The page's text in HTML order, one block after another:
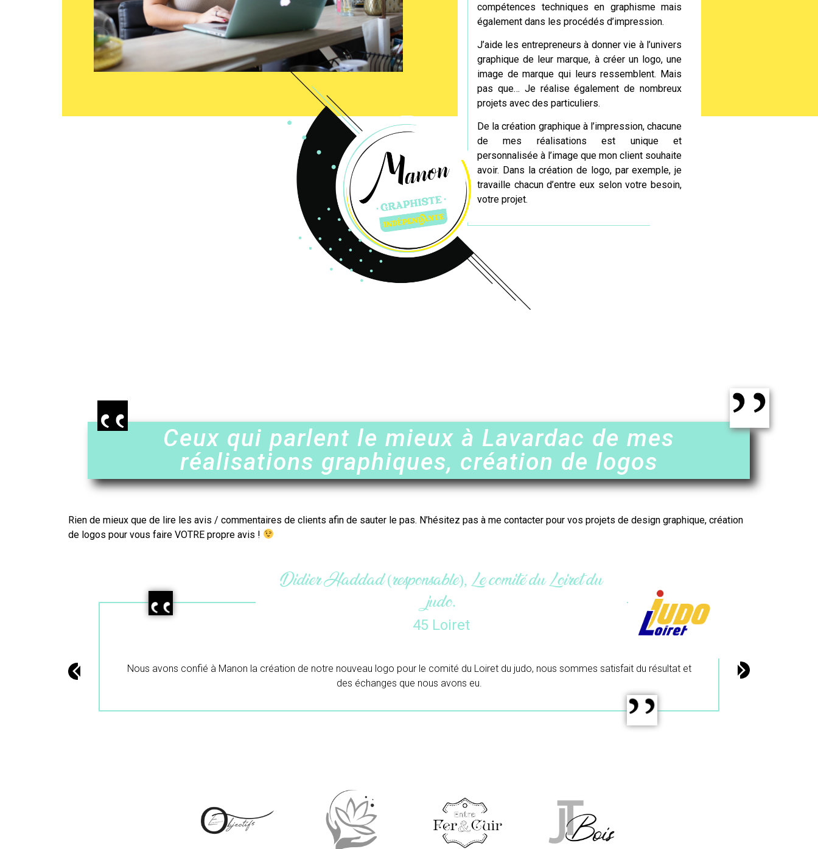
compétences techniques en graphisme mais
également dans les procédés d’impression.
J’aide les entrepreneurs à donner vie à l’univers
graphique de leur marque, à créer un logo, une
image de marque qui leurs ressemblent. Mais
pas que… Je réalise également de nombreux
projets avec des particuliers.
De lacréation graphique à l’impression, chacune
de mes réalisations est unique et
personnalisée à l’image que mon client souhaite
avoir. Dans la création de logo, par exemple, je
travaille chacun d’entre eux selon votre besoin,
votre projet.
Ceux qui parlent le mieux à Lavardac de mes
réalisations graphiques, création de logos
Rien de mieux que de lire les avis / commentaires de clients afin de sauter le pas. N’hésitez pas à me contacter pour vos projets de design graphique, création
de logos pour vous faire VOTRE propre avis !
du résultat et
Maëlle (gérante), L’atelier du colibri.
Merci beaucoup pour ton travail.